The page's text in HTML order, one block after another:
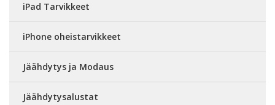
iPad Tarvikkeet
iPhone oheistarvikkeet
Jäähdytys ja Modaus
Jäähdytysalustat